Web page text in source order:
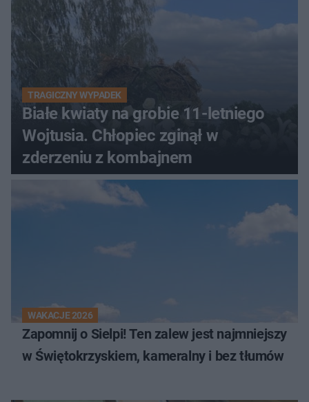
TRAGICZNY WYPADEK
Białe kwiaty na grobie 11-letniego
Wojtusia. Chłopiec zginął w
zderzeniu z kombajnem
WAKACJE 2026
Zapomnij o Sielpi! Ten zalew jest najmniejszy
w Świętokrzyskiem, kameralny i bez tłumów